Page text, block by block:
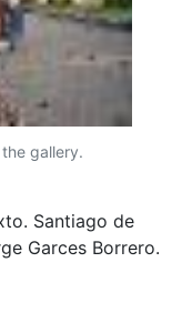
gallery.
Santiago de
Garces Borrero.